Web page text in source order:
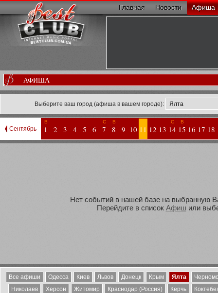
Главная Новости Афиша
АФИША
Выберите ваш город (афиша в вашем городе):
Сентябрь
В
1 2 3 4 5 6
С
7
В
8 9 10 11 12 13
С
14
В
15 16 17 18
Нет событий в нашей базе на выбранную
Перейдите в список Афиш или
Все афиши Одесса Киев Львов Донецк Крым Ялта
Николаев
Херсон Житомир Краснодар (Россия) Керчь